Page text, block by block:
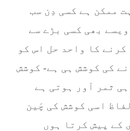
ممکن ہے کسی دِن سب
بھی کسی بڑے سے
کرنے کا واحد حل اس کو
کی کوشش ہی ہے- کوشش
ثمر آور ہوتی ہے
اسی کوشش کی چَین